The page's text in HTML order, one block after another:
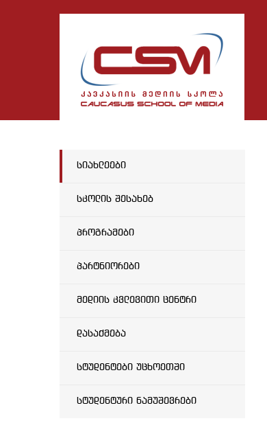
სიახლეები
სკოლის შესახებ
პროგრამები
პარტნიორები
მედიის კვლევითი ცენტრი
დასაქმება
სტუდენტები უცხოეთში
სტუდენტური ნამუშევრები